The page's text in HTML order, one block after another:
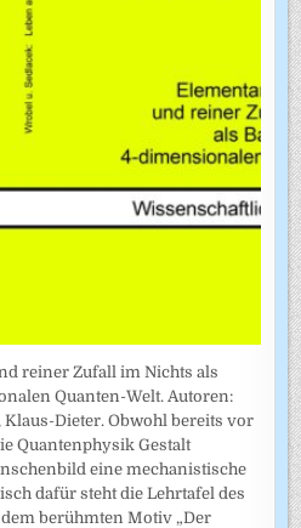
reiner Zufall im Nichts als
Quanten-Welt. Autoren:
Dieter. Obwohl bereits vor
Quantenphysik Gestalt
eine mechanistische
dafür steht die Lehrtafel des
berühmten Motiv „Der